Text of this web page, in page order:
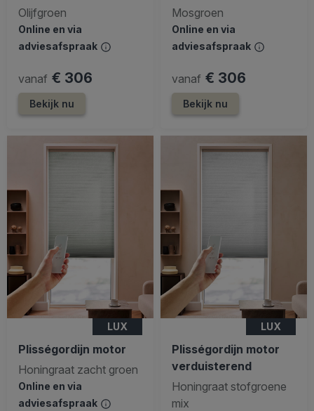
Olijfgroen
Online en via
adviesafspraak
vanaf € 306
Bekijk nu
Mosgroen
Online en via
adviesafspraak
vanaf € 306
Bekijk nu
LUX
Plisségordijn motor
Honingraat zacht groen
Online en via
adviesafspraak
LUX
Plisségordijn motor
verduisterend
Honingraat stofgroene
mix